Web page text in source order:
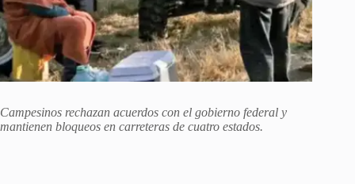
Campesinos rechazan acuerdos con el gobierno federal y
mantienen bloqueos en carreteras de cuatro estados.